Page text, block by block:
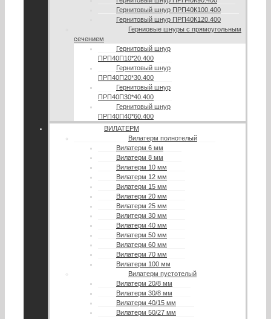
Гернитовый шнур ПРП40К100.400
Гернитовый шнур ПРП40К120.400
Герниовые шнуры с прямоугольным
сечением
Гернитовый шнур
ПРП40П10*20.400
Гернитовый шнур
ПРП40П20*30.400
Гернитовый шнур
ПРП40П30*40.400
Гернитовый шнур
ПРП40П40*60.400
ВИЛАТЕРМ
Вилатерм полнотелый
Вилатерм 6 мм
Вилатерм 8 мм
Вилатерм 10 мм
Вилатерм 12 мм
Вилатерм 15 мм
Вилатерм 20 мм
Вилатерм 25 мм
Вилитерм 30 мм
Вилатерм 40 мм
Вилатерм 50 мм
Вилатерм 60 мм
Вилатерм 70 мм
Вилатерм 100 мм
Вилатерм пустотелый
Вилатерм 20/8 мм
Вилатерм 30/8 мм
Вилатерм 40/15 мм
Вилатерм 50/27 мм